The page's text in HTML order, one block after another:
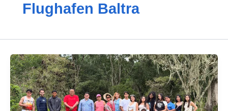
Flughafen Baltra